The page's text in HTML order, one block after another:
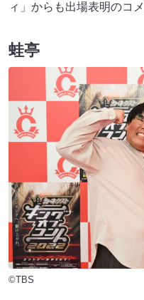
ィ」からも出場表明のコ
蛙亭
©TBS